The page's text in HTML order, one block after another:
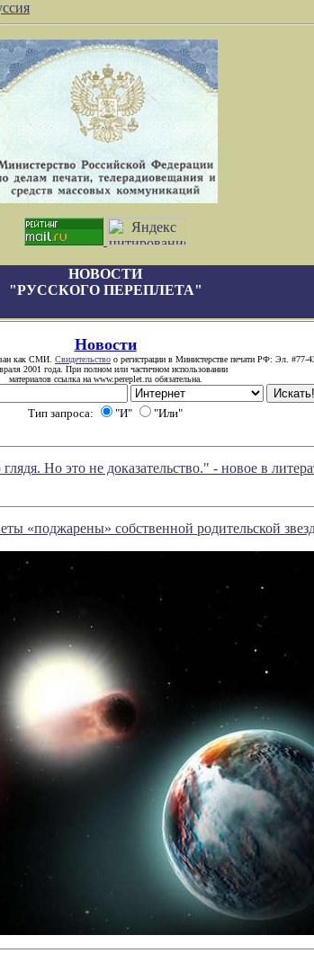
НОВОСТИ
"РУССКОГО ПЕРЕПЛЕТА"
Новости
как СМИ. Свидетельство о регистрации в Министерстве печати РФ: Эл. #77-
2001 года. При полном или частичном использовании
материалов ссылка на www.pereplet.ru обязательна.
Тип запроса: "И" "Или"
Но это не доказательство." - новое в
«поджарены» собственной родительской